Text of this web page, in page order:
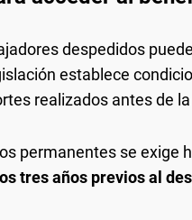
despedidos
establece
realizados antes de
permanentes se exige
tres años previos al